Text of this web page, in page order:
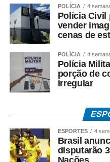
perspectivas.
Segundo ele, a
fundamental para fortalecer
sistema penitenciário de
qualificação, criando
e profissional dos
institucional entre
construir soluções que
do município quanto às
“Recebemos com muita
Furtado e toda a equipe
POLÍCIA 4
Polícia Civil
vender
cenas de
POLÍCIA 4
Polícia
porção de
irregular
ESPORTES 4
Brasil
disputarão